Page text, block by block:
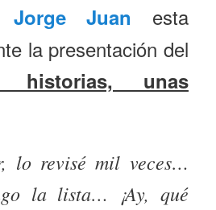
Juan esta
la presentación del
historias, unas
lo revisé mil veces…
la lista… ¡Ay, qué